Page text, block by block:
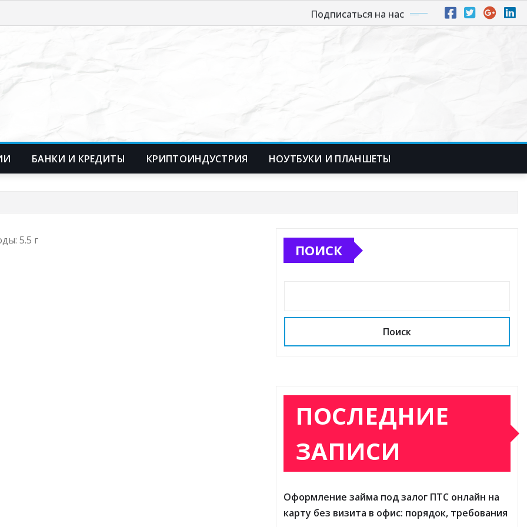
Подписаться на нас
БАНКИ И КРЕДИТЫ КРИПТОИНДУСТРИЯ НОУТБУКИ И ПЛАНШЕТЫ
5.5 г
ПОИСК
Поиск
ПОСЛЕДНИЕ
ЗАПИСИ
Оформление займа под залог ПТС онлайн на
карту без визита в офис: порядок, требования